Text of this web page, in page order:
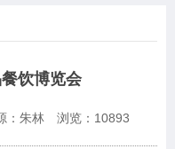
饮博览会
：朱林 浏览： 10893